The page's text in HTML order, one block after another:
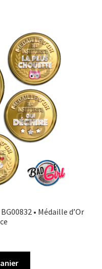
• Médaille d’Or